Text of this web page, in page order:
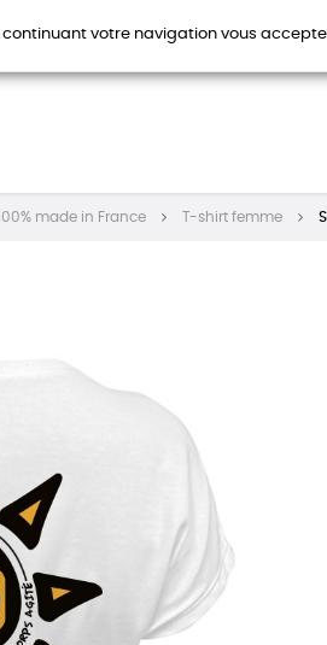
HOMMES FEMMES
made in France T-shirt femme
continuant votre navigation vous